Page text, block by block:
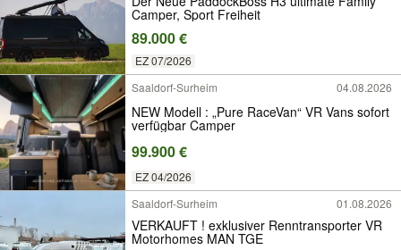
Camper, Sport Freiheit
89.000 €
EZ 07/2026
Saaldorf-Surheim
04.08.2026
NEW Modell : „Pure RaceVan“ VR Vans sofort
verfügbar Camper
99.900 €
EZ 04/2026
Saaldorf-Surheim
01.08.2026
VERKAUFT ! exklusiver Renntransporter VR
Motorhomes MAN TGE